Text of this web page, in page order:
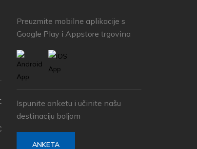
Preuzmite mobilne aplikacije s
Google Play i Appstore trgovina
Ispunite anketu i učinite našu
destinaciju boljom
ANKETA